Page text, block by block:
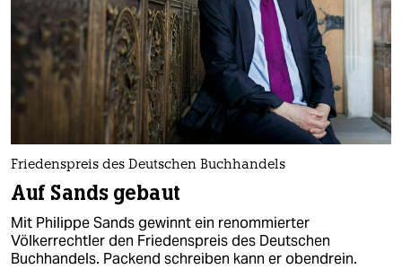
Friedenspreis des Deutschen Buchhandels
Auf Sands gebaut
Mit Philippe Sands gewinnt ein renommierter
Völkerrechtler den Friedenspreis des Deutschen
Buchhandels. Packend schreiben kann er obendrein.